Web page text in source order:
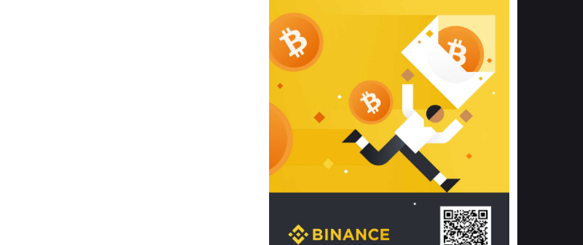
khuẩn và nấm mốc trong điều kiện
thời tiết nóng ẩm. Bạn có thể tìm hiểu
thêm các nghiên cứu khoa học về tác
động của giấc ngủ và môi trường
phòng ngủ đối với sức khỏe con
người tại Sleep Foundation (External
Link) để có cái nhìn toàn diện hơn.
2. Các tiêu chí vàng khi lựa chọn
chăn ga gối đệm cao cấp cho phòng
ngủ
Để sở hữu một bộ chăn ga gối đệm
cao cấp hoàn hảo cả về thẩm mỹ lẫn
công năng, người tiêu dùng cần cân
nhắc kỹ lưỡng các tiêu chí quan trọng